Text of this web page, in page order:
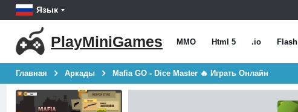
Язык
PlayMiniGames MMO Html 5 .io Flash
Главная Аркады Mafia GO - Dice Master 🔥 Играть Онлайн